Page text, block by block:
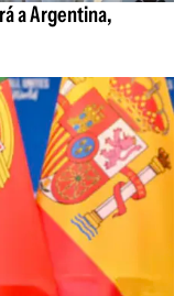
a Argentina,